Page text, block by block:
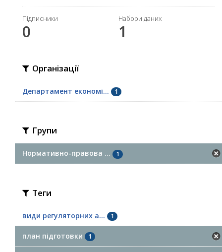
Підписники
0
Набори даних
1
Організації
Департамент економі... 1
Групи
Нормативно-правова ... 1
Теги
види регуляторних а... 1
план підготовки 1